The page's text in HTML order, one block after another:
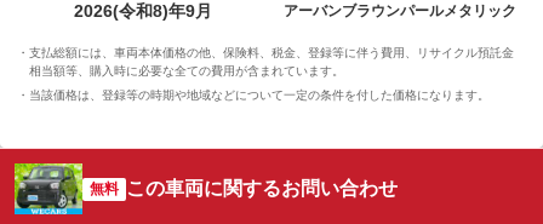
2026(令和8)年9月
アーバンブラウンパールメタリック
支払総額には、車両本体価格の他、保険料、税金、登録等に伴う費用、リサイクル預託金
相当額等、購入時に必要な全ての費用が含まれています。
当該価格は、登録等の時期や地域などについて一定の条件を付した価格になります。
無料 この車両に関するお問い合わせ